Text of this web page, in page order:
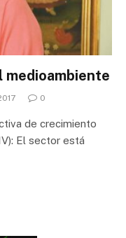
medioambiente
0
de crecimiento
El sector está